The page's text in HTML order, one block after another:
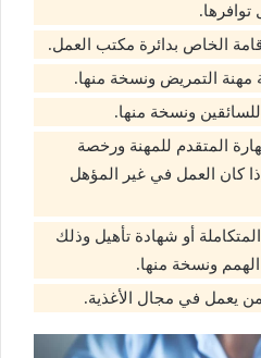
الخاص بدائرة مكتب العمل.
التمريض ونسخة منها.
ونسخة منها.
المتقدم للمهنة ورخصة
كان العمل في غير المؤهل
أو شهادة تأهيل وذلك
ونسخة منها.
يعمل في مجال الأغذية.